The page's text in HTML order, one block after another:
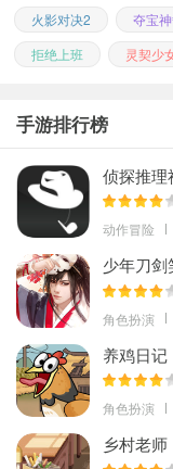
火影对决2
夺宝
拒绝上班
灵契少
手游排行榜
侦探推理
动作冒险
少年刀剑
角色扮演
养鸡日记
角色扮演
乡村老师